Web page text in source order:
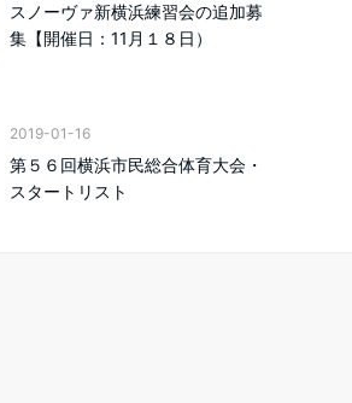
スノーヴァ新横浜練習会の追加募
集【開催日：11月１８日）
2019-01-16
第５６回横浜市民総合体育大会・
スタートリスト